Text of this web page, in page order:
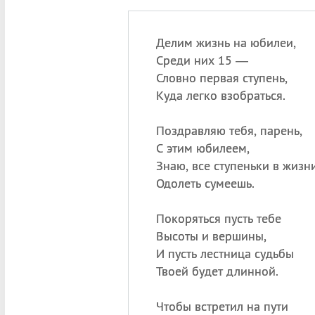
Делим жизнь на юбилеи,
Среди них 15 —
Словно первая ступень,
Куда легко взобраться.
Поздравляю тебя, парень,
С этим юбилеем,
Знаю, все ступеньки в
Одолеть сумеешь.
Покоряться пусть тебе
Высоты и вершины,
И пусть лестница судьбы
Твоей будет длинной.
Чтобы встретил на пути